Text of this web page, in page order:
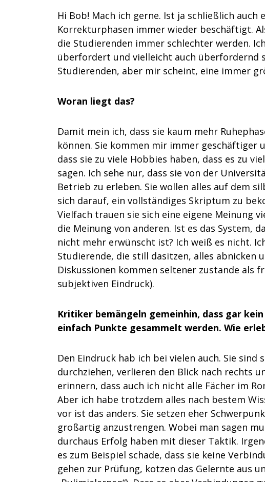
Hi Bob! Mach ich gerne. Ist ja schließlich auch
Korrekturphasen immer wieder beschäftigt.
die Studierenden immer schlechter werden.
überfordert und vielleicht auch überfordernd
Studierenden, aber mir scheint, eine immer
Woran liegt das?
Damit mein ich, dass sie kaum mehr
können. Sie kommen mir immer geschäftiger
dass sie zu viele Hobbies haben, dass es zu
sagen. Ich sehe nur, dass sie von der
Betrieb zu erleben. Sie wollen alles auf dem
sich darauf, ein vollständiges Skriptum zu
Vielfach trauen sie sich eine eigene Meinung
die Meinung von anderen. Ist es das System,
nicht mehr erwünscht ist? Ich weiß es nicht.
Studierende, die still dasitzen, alles abnicken
Diskussionen kommen seltener zustande als
subjektiven Eindruck).
Kritiker bemängeln gemeinhin, dass gar
einfach Punkte gesammelt werden. Wie
Den Eindruck hab ich bei vielen auch. Sie
durchziehen, verlieren den Blick nach rechts
erinnern, dass auch ich nicht alle Fächer im
Aber ich habe trotzdem alles nach bestem
vor ist das anders. Sie setzen eher
großartig anzustrengen. Wobei man sagen
durchaus Erfolg haben mit dieser Taktik.
es zum Beispiel schade, dass sie keine
gehen zur Prüfung, kotzen das Gelernte aus